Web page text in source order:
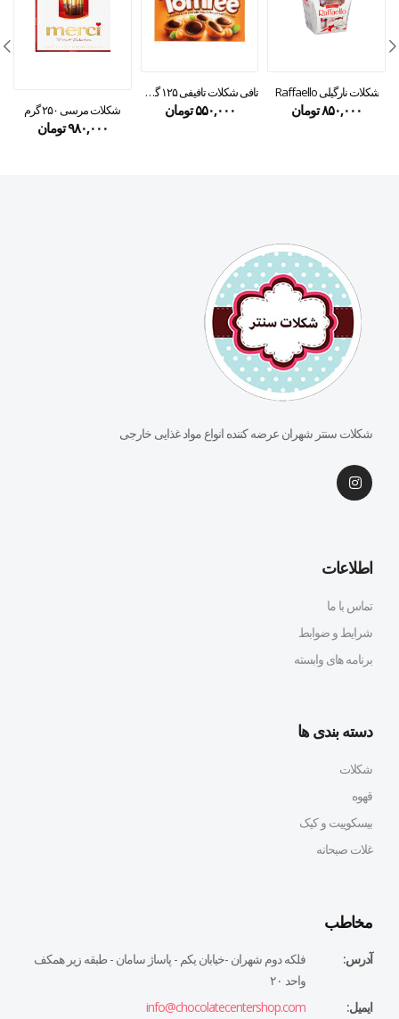
ُشکلات نارگیلی Raffaello
۸۵۰,۰۰۰تومان
تافی شکلات تافیفی ۱۲۵ گرمی
۵۵۰,۰۰۰تومان شکلات مرسی ۲۵۰ گرم
۹۸۰,۰۰۰تومان
شکلات سنتر شهران عرضه کننده انواع مواد غذایی خارجی
اطلاعات
تماس با ما
شرایط و ضوابط
برنامه های وابسته
دسته بندی ها
شکلات
قهوه
بیسکوییت و کیک
غلات صبحانه
مخاطب
آدرس:
فلكه دوم شهران -خيابان يكم - پاساژ سامان - طبقه زير همكف
واحد ٢٠
ایمیل:
info@chocolatecentershop.com